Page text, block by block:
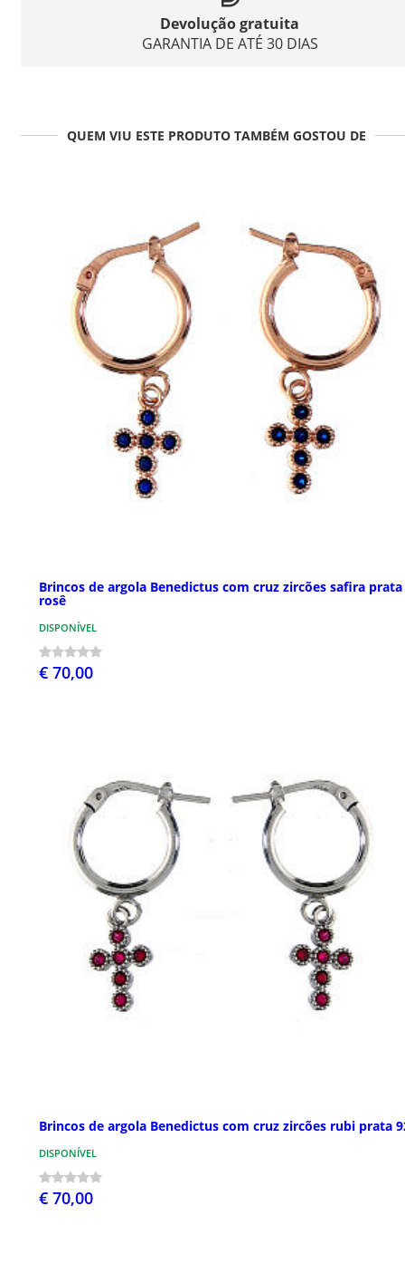
Devolução gratuita
GARANTIA DE ATÉ 30 DIAS
QUEM VIU ESTE PRODUTO TAMBÉM GOSTOU DE
Brincos de argola Benedictus com cruz zircões safira prata
rosê
DISPONÍVEL
€ 70,00
Brincos de argola Benedictus com cruz zircões rubi prata
DISPONÍVEL
€ 70,00